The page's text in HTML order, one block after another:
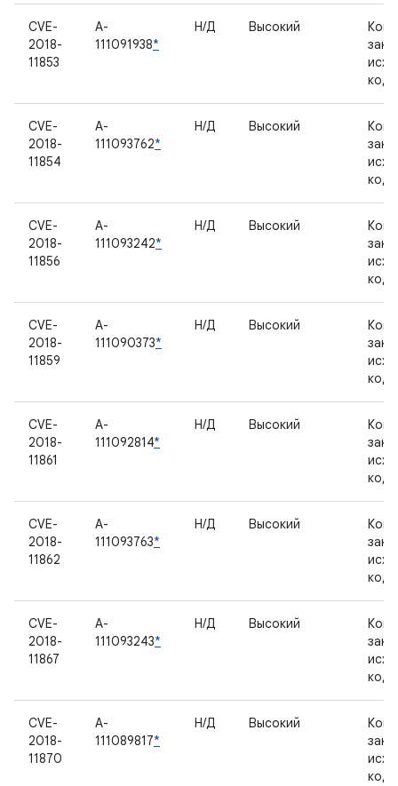
CVE-
2018-
11853
A-
111091938*
Н/Д Высокий
CVE-
2018-
11854
A-
111093762*
Н/Д Высокий
CVE-
2018-
11856
A-
111093242*
Н/Д Высокий
CVE-
2018-
11859
A-
111090373*
Н/Д Высокий
CVE-
2018-
11861
A-
111092814*
Н/Д Высокий
CVE-
2018-
11862
A-
111093763*
Н/Д Высокий
CVE-
2018-
11867
A-
111093243*
Н/Д Высокий
CVE-
2018-
11870
A-
111089817*
Н/Д Высокий